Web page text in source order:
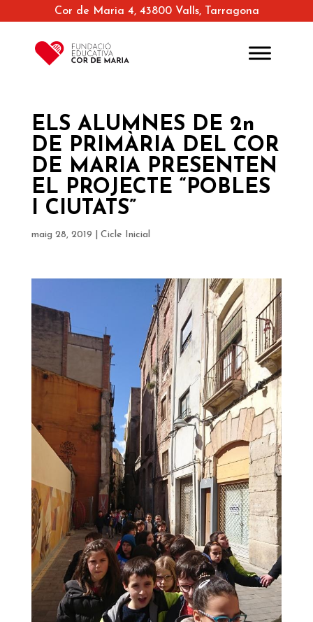
Cor de Maria 4, 43800 Valls, Tarragona
ELS ALUMNES DE 2n
DE PRIMÀRIA DEL COR
DE MARIA PRESENTEN
EL PROJECTE “POBLES
I CIUTATS”
maig 28, 2019 Cicle Inicial